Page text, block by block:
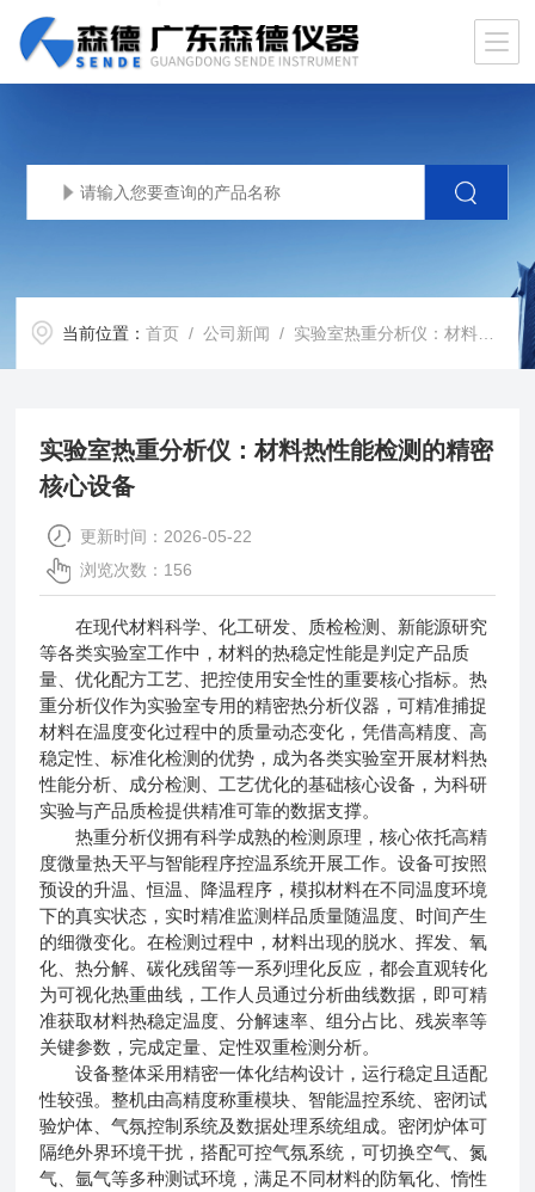
当前位置：首页 /公司新闻 / 实验室热重分析仪：材料热性能检测的精密核心设备
实验室热重分析仪：材料热性能检测的精密
核心设备
更新时间：2026-05-22
浏览次数：156
在现代材料科学、化工研发、质检检测、新能源研究
等各类实验室工作中，材料的热稳定性能是判定产品质
量、优化配方工艺、把控使用安全性的重要核心指标。热
重分析仪作为实验室专用的精密热分析仪器，可精准捕捉
材料在温度变化过程中的质量动态变化，凭借高精度、高
稳定性、标准化检测的优势，成为各类实验室开展材料热
性能分析、成分检测、工艺优化的基础核心设备，为科研
实验与产品质检提供精准可靠的数据支撑。
热重分析仪拥有科学成熟的检测原理，核心依托高精
度微量热天平与智能程序控温系统开展工作。设备可按照
预设的升温、恒温、降温程序，模拟材料在不同温度环境
下的真实状态，实时精准监测样品质量随温度、时间产生
的细微变化。在检测过程中，材料出现的脱水、挥发、氧
化、热分解、碳化残留等一系列理化反应，都会直观转化
为可视化热重曲线，工作人员通过分析曲线数据，即可精
准获取材料热稳定温度、分解速率、组分占比、残炭率等
关键参数，完成定量、定性双重检测分析。
设备整体采用精密一体化结构设计，运行稳定且适配
性较强。整机由高精度称重模块、智能温控系统、密闭试
验炉体、气氛控制系统及数据处理系统组成。密闭炉体可
隔绝外界环境干扰，搭配可控气氛系统，可切换空气、氮
气、氩气等多种测试环境，满足不同材料的防氧化、惰性